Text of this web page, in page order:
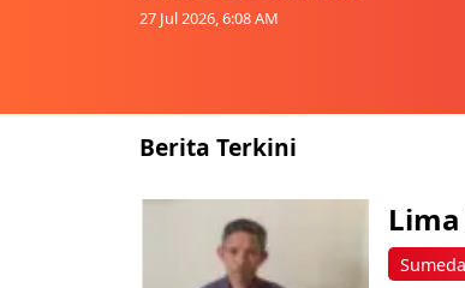
27 Jul 2026, 6:08 AM
Berita Terkini